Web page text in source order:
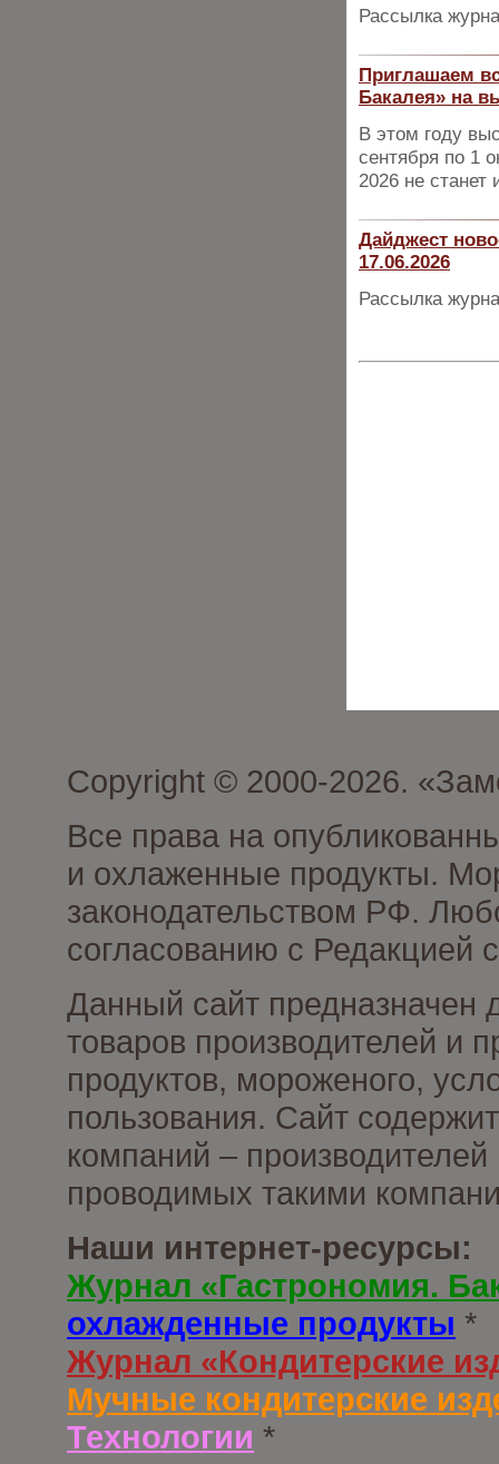
Рассылка
Приглашаем
Бакалея» на
В этом году
сентября по 1
2026 не
Дайджест
17.06.2026
Рассылка
Copyright © 2000-2026.
Все права на
и охлаженные продукты.
законодательством РФ.
согласованию с Редакцией
Данный сайт предназначен
товаров производителей и
продуктов, мороженого,
пользования. Сайт
компаний –
проводимых такими
Наши интернет-ресурсы:
Журнал «Гастрономия.
охлажденные продукты *
Журнал «Кондитерские
Мучные кондитерские
Технологии *